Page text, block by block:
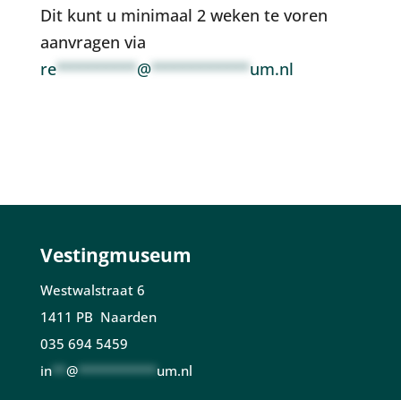
Dit kunt u minimaal 2 weken te voren
aanvragen via
re*********@***********um.nl
Vestingmuseum
Westwalstraat 6
1411 PB Naarden
035 694 5459
in** @*********** um.nl